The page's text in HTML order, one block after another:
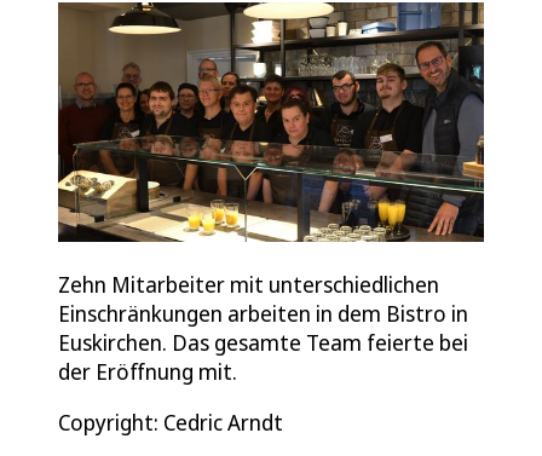
Zehn Mitarbeiter mit unterschiedlichen
Einschränkungen arbeiten in dem Bistro in
Euskirchen. Das gesamte Team feierte bei
der Eröffnung mit.
Copyright: Cedric Arndt